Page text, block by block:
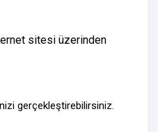
sitesi üzerinden
gerçekleştirebilirsiniz.